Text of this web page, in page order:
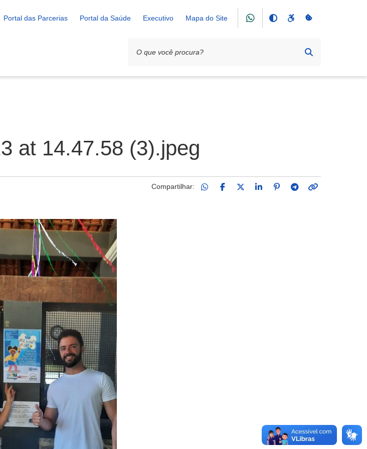
Portal das Parcerias Portal da Saúde Executivo Mapa do Site
at 14.47.58 (3).jpeg
Compartilhar: